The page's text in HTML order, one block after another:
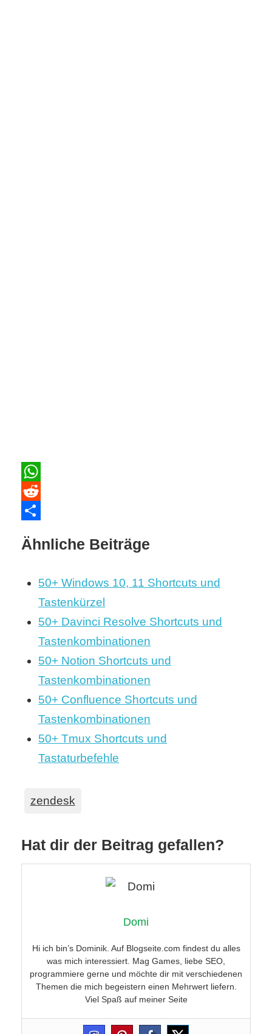
WhatsApp
Reddit
Ähnliche Beiträge
50+ Windows 10, 11 Shortcuts und
Tastenkürzel
50+ Davinci Resolve Shortcuts und
Tastenkombinationen
50+ Notion Shortcuts und
Tastenkombinationen
50+ Confluence Shortcuts und
Tastenkombinationen
50+ Tmux Shortcuts und
Tastaturbefehle
zendesk
Hat dir der Beitrag gefallen?
Domi
Hi ich bin’s Dominik. Auf Blogseite.com findest du alles
was mich interessiert. Mag Games, liebe SEO,
programmiere gerne und möchte dir mit verschiedenen
Themen die mich begeistern einen Mehrwert liefern.
Viel Spaß auf meiner Seite